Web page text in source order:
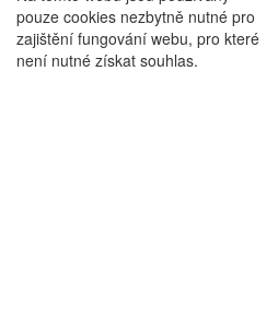
pouze cookies nezbytně nutné pro
zajištění fungování webu, pro které
není nutné získat souhlas.